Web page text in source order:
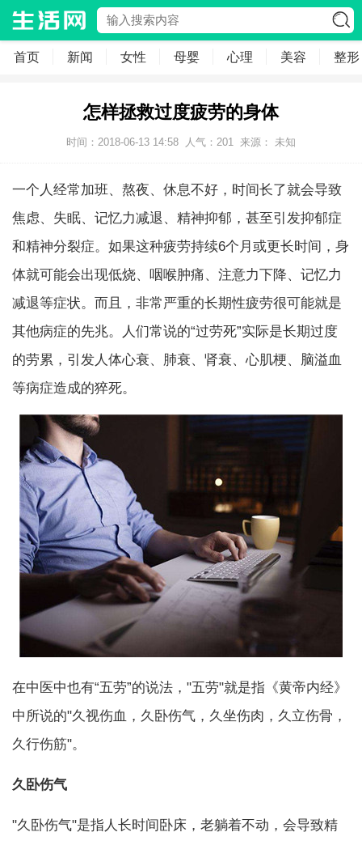
首页 新闻 女性 母婴 心理 美容 整形
怎样拯救过度疲劳的身体
时间：2018-06-13 14:58 人气： 201 来源： 未知
一个人经常加班、熬夜、休息不好，时间长了就会导致
焦虑、失眠、记忆力减退、精神抑郁，甚至引发抑郁症
和精神分裂症。如果这种疲劳持续6个月或更长时间，身
体就可能会出现低烧、咽喉肿痛、注意力下降、记忆力
减退等症状。而且，非常严重的长期性疲劳很可能就是
其他病症的先兆。人们常说的“过劳死”实际是长期过度
的劳累，引发人体心衰、肺衰、肾衰、心肌梗、脑溢血
等病症造成的猝死。
在中医中也有“五劳”的说法，"五劳"就是指《黄帝内经》
中所说的"久视伤血，久卧伤气，久坐伤肉，久立伤骨，
久行伤筋"。
久卧伤气
"久卧伤气"是指人长时间卧床，老躺着不动，会导致精